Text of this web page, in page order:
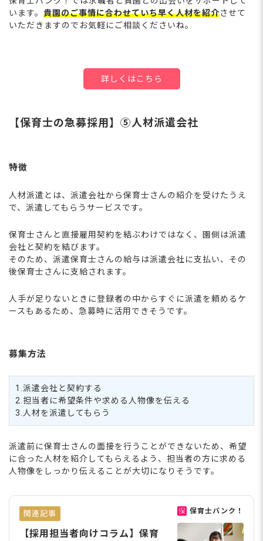
います。 貴園のご事情に合わせていち早く人材を紹介させて
いただきますのでお気軽にご相談くださいね。
詳しくはこちら
【保育士の急募採用】⑤人材派遣会社
特徴
人材派遣とは、派遣会社から保育士さんの紹介を受けたうえ
で、派遣してもらうサービスです。
保育士さんと直接雇用契約を結ぶわけではなく、園側は派遣
会社と契約を結びます。
そのため、派遣保育士さんの給与は派遣会社に支払い、その
後保育士さんに支給されます。
人手が足りないときに登録者の中からすぐに派遣を頼めるケ
ースもあるため、急募時に活用できそうです。
募集方法
1.派遣会社と契約する
2.担当者に希望条件や求める人物像を伝える
3.人材を派遣してもらう
派遣前に保育士さんの面接を行うことができないため、希望
に合った人材を紹介してもらえるよう、担当者の方に求める
人物像をしっかり伝えることが大切になりそうです。
関連記事
【採用担当者向けコラム】保育
保育士バンク！